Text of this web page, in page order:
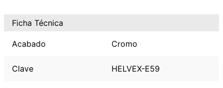
Ficha Técnica
Acabado Cromo
Clave HELVEX-E59